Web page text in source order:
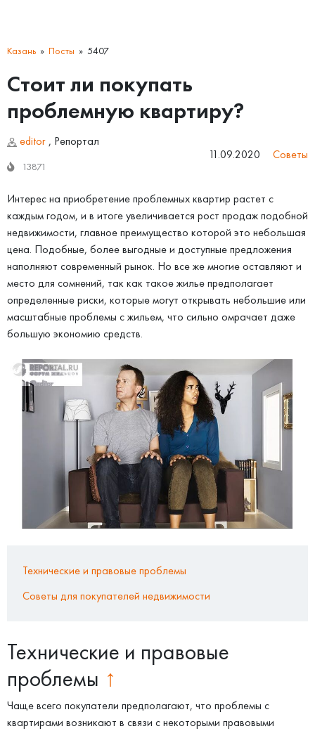
Казань Посты 5407
Стоит ли покупать
проблемную квартиру?
editor , Репортал
11.09.2020
Советы
13871
Интерес на приобретение проблемных квартир растет с
каждым годом, и в итоге увеличивается рост продаж подобной
недвижимости, главное преимущество которой это небольшая
цена. Подобные, более выгодные и доступные предложения
наполняют современный рынок. Но все же многие оставляют и
место для сомнений, так как такое жилье предполагает
определенные риски, которые могут открывать небольшие или
масштабные проблемы с жильем, что сильно омрачает даже
большую экономию средств.
Технические и правовые проблемы
Советы для покупателей недвижимости
Технические и правовые
проблемы ↑
Чаще всего покупатели предполагают, что проблемы с
квартирами возникают в связи с некоторыми правовыми